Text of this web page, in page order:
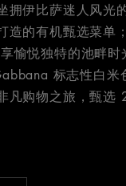
拥伊比萨迷人风光
造的有机甄选菜单
愉悦独特的池畔
标志性白米
凡购物之旅，甄